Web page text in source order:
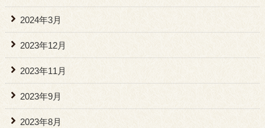
2024年3月
2023年12月
2023年11月
2023年9月
2023年8月